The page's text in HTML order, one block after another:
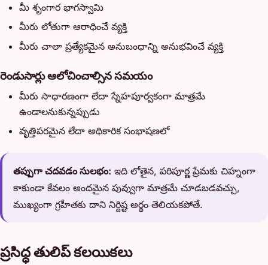
మీ శృంగార భాగస్వామి
మీరు లోతుగా ఆరాధించే వ్యక్తి
మీరు చాలా ప్రత్యేకమైన అనుబంధాన్ని అనుభవించే వ్యక్తి
రెండుసార్లు ఆలోచించాల్సిన సమయం
మీరు సాధారణంగా లేదా స్నేహపూర్వకంగా మాత్రమే
ఉండాలనుకున్నప్పుడు
వృత్తిపరమైన లేదా అధికారిక సంభాషణలో
తప్పుగా చదవడం సులభం: ఇది లోతైన, పరిపూర్ణ ప్రేమకు చిహ్నంగా
కాకుండా కేవలం అందమైన పువ్వుగా మాత్రమే చూడబడవచ్చు,
ముఖ్యంగా గ్రహీతకు దాని నిర్దిష్ట అర్థం తెలియకపోతే.
ప్రసిద్ధ తులిప్ కలయికలు